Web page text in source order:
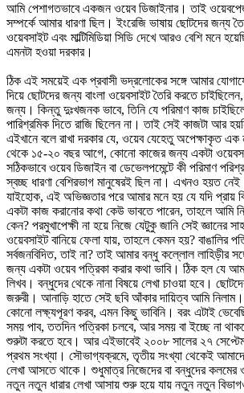
আমি পেশাগতভাবে একজন ওয়েব ডিজাইনার। তাই ওয়েবপেজ
সম্পর্কে আমার ধারণা ছিল। ইংরেজি ভাষায় ছোটদের জন্য
ওয়েবসাইট এবং মাল্টিমিডিয়া সিডি দেখে আরও বেশি মনে
এমনটা হওয়া দরকার।
ঠিক এই সময়েই এক প্রবাসী ভদ্রলোকের সঙ্গে আমার
দিয়ে ছোটদের জন্য বাংলা ওয়েবসাইট তৈরি করতে চাইছিলেন,
জন্য। কিন্তু দুঃখজনক ভাবে, তিনি যে পরিমাণ কাজ
পারিশ্রমিক দিতে রাজি ছিলেন না। তাই সেই কাজটা আর
এইখানে বলে রাখা দরকার যে, ওয়েব যেহেতু অপেক্ষাকৃত
থেকে ১৫-২০ বছর আগে, কোনো কাজের জন্য একটা
সঠিকভাবে ওয়েব ডিজাইন বা ডেভেলপমেন্টে কী পরিমাণ
স্বচ্ছ ধারণা বেশিরভাগ মানুষেরই ছিল না। এখনও হয়ত
যাইহোক, এই অভিজ্ঞতার পরে আমার মনে হয় যে যদি প্রায়
একটা কাজ করানোর কথা কেউ ভাবতে পারেন, তাহলে আমি
কেন? পরমুখাপেক্ষী না হয়ে নিজে যেটুকু জানি সেই জ্ঞানের
ওয়েবসাইট বানিয়ে ফেলা যায়, তাহলে কেমন হয়? বাঙালির
সর্বজনবিদিত, তাই না? তাই আমার বন্ধু কল্লোল লাহিড়ীর
জন্য একটা ওয়েব পত্রিকা করার কথা ভাবি। ঠিক হল যে
লিখব। বন্ধুদের থেকে নানা বিষয়ে লেখা চাওয়া হবে।
জরুরী। আনাড়ি হাতে সেই ছবি আঁকার দায়িত্ব আমি
কোনো লক্ষ্যপূরণ করব, এমন কিছু ভাবিনি। বরং এটাই
সময় পাব, ততদিন পত্রিকা চলবে, আর সময় বা ইচ্ছে না
শুরুটা করতে হবে। আর এইভাবেই ২০০৮ সালের ২৭
প্রথম সংখ্যা। সৌভাগ্যক্রমে, তৃতীয় সংখ্যা থেকেই
লেখা আসতে থাকে। শুধুমাত্র নিজেদের বা বন্ধুদের কলমের
নতুন নতুন ধারার লেখা আসায় শুরু হয়ে যায় নতুন নতুন